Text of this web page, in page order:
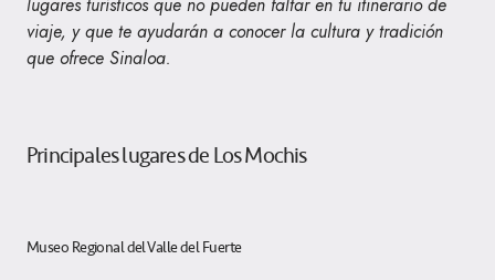
viaje, y que te ayudarán a conocer la cultura y tradición
que ofrece Sinaloa.
Principales lugares de Los Mochis
Museo Regional del Valle del Fuerte